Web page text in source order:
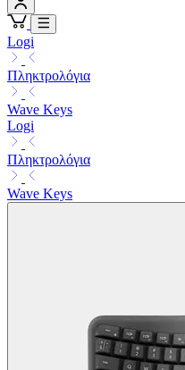
Logi
Πληκτρολόγια
Wave Keys
Logi
Πληκτρολόγια
Wave Keys